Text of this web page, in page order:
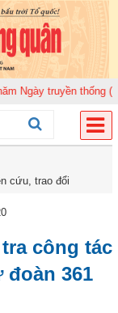
truyền thống (12-11-
cứu, trao đổi
công tác
đoàn 361